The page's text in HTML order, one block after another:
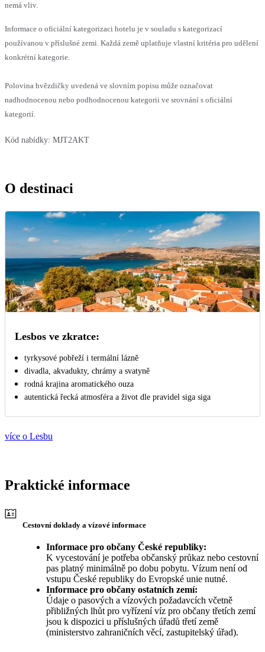
nemá vliv.
Informace o oficiální kategorizaci hotelu je v souladu s kategorizací
používanou v příslušné zemi. Každá země uplatňuje vlastní kritéria pro udělení
konkrétní kategorie.
Polovina hvězdičky uvedená ve slovním popisu může označovat
nadhodnocenou nebo podhodnocenou kategorii ve srovnání s oficiální
kategorií.
Kód nabídky: MJT2AKT
O destinaci
Lesbos ve zkratce:
tyrkysové pobřeží i termální lázně
divadla, akvadukty, chrámy a svatyně
rodná krajina aromatického ouza
autentická řecká atmosféra a život dle pravidel siga siga
více o Lesbu
Praktické informace
Cestovní doklady a vízové informace
Informace pro občany České republiky:
K vycestování je potřeba občanský průkaz nebo cestovní
pas platný minimálně po dobu pobytu. Vízum není od
vstupu České republiky do Evropské unie nutné.
Informace pro občany ostatních zemí:
Údaje o pasových a vízových požadavcích včetně
přibližných lhůt pro vyřízení víz pro občany třetích zemí
jsou k dispozici u příslušných úřadů třetí země
(ministerstvo zahraničních věcí, zastupitelský úřad).